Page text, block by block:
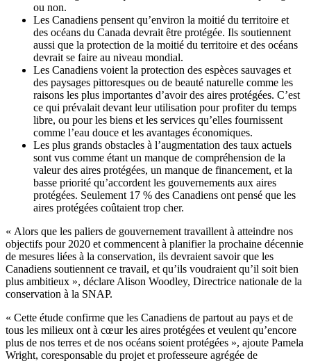
ou non.
Les Canadiens pensent qu’environ la moitié du territoire et
des océans du Canada devrait être protégée. Ils soutiennent
aussi que la protection de la moitié du territoire et des océans
devrait se faire au niveau mondial.
Les Canadiens voient la protection des espèces sauvages et
des paysages pittoresques ou de beauté naturelle comme les
raisons les plus importantes d’avoir des aires protégées. C’est
ce qui prévalait devant leur utilisation pour profiter du temps
libre, ou pour les biens et les services qu’elles fournissent
comme l’eau douce et les avantages économiques.
Les plus grands obstacles à l’augmentation des taux actuels
sont vus comme étant un manque de compréhension de la
valeur des aires protégées, un manque de financement, et la
basse priorité qu’accordent les gouvernements aux aires
protégées. Seulement 17 % des Canadiens ont pensé que les
aires protégées coûtaient trop cher.
« Alors que les paliers de gouvernement travaillent à atteindre nos
objectifs pour 2020 et commencent à planifier la prochaine décennie
de mesures liées à la conservation, ils devraient savoir que les
Canadiens soutiennent ce travail, et qu’ils voudraient qu’il soit bien
plus ambitieux », déclare Alison Woodley, Directrice nationale de la
conservation à la SNAP.
« Cette étude confirme que les Canadiens de partout au pays et de
tous les milieux ont à cœur les aires protégées et veulent qu’encore
plus de nos terres et de nos océans soient protégées », ajoute Pamela
Wright, coresponsable du projet et professeure agrégée de